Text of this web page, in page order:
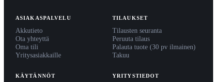
ASIAKASPALVELU
Akkutieto
Ota yhteyttä
Oma tili
Yritysasiakkaille
TILAUKSET
Tilausten seuranta
Peruuta tilaus
Palauta tuote (30 pv ilmainen)
Takuu
KÄYTÄNNÖT YRITYSTIEDOT